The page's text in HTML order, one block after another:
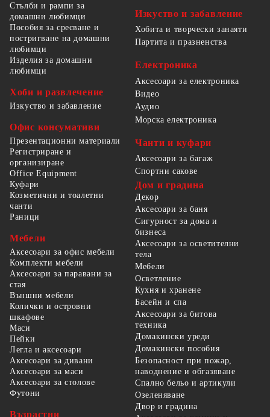
Стълби и рампи за
домашни любимци
Пособия за сресване и
постригване на домашни
любимци
Изделия за домашни
любимци
Хоби и развлечение
Изкуство и забавление
Офис консумативи
Презентационни материали
Регистриране и
организиране
Office Equipment
Изкуство и забавление
Хобита и творчески занаяти
Партита и празненства
Електроника
Аксесоари за електроника
Видео
Аудио
Морска електроника
Чанти и куфари
Аксесоари за багаж
Спортни сакове
Куфари
Козметични и тоалетни
чанти
Раници
Мебели
Аксесоари за офис мебели
Комплекти мебели
Аксесоари за паравани за
стая
Външни мебели
Колички и островни
шкафове
Маси
Пейки
Легла и аксесоари
Аксесоари за дивани
Аксесоари за маси
Аксесоари за столове
Футони
Възрастни
Дом и градина
Декор
Аксесоари за баня
Сигурност за дома и
бизнеса
Аксесоари за осветителни
тела
Мебели
Осветление
Кухня и хранене
Басейн и спа
Аксесоари за битова
техника
Домакински уреди
Домакински пособия
Безопасност при пожар,
наводнение и обгазяване
Спално бельо и артикули
Озеленяване
Двор и градина